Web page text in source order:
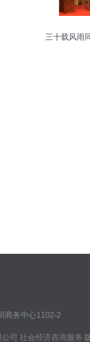
三十载风雨
商务中心1102-2
司 社会经济咨询服务